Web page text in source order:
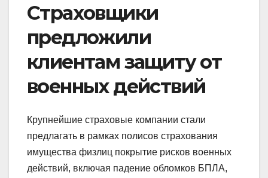
Страховщики
предложили
клиентам защиту от
военных действий
Крупнейшие страховые компании стали
предлагать в рамках полисов страхования
имущества физлиц покрытие рисков военных
действий, включая падение обломков БПЛА,